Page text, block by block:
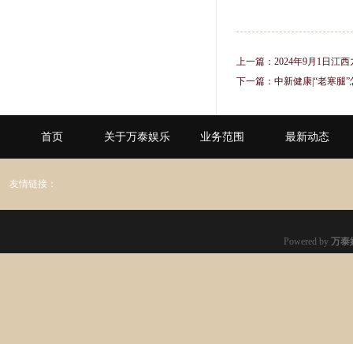
上一篇： 2024年9月1日江
下一篇： 中新健康|“老寒腿
首页 关于万泰娱乐 业务范围 最新动态
友情链接：
Powered by 万泰